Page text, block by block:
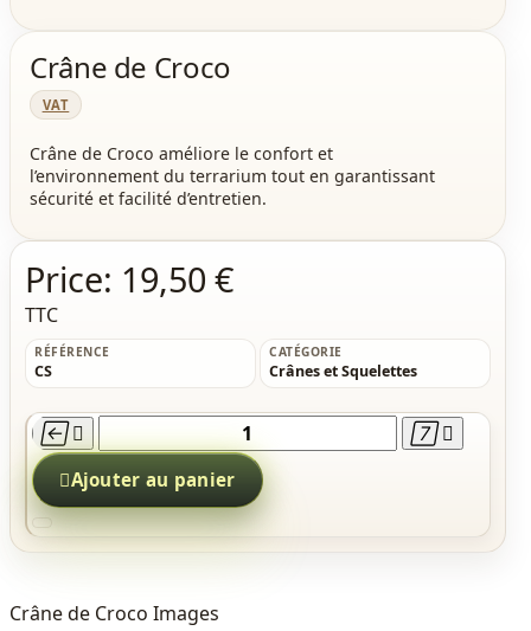
Crâne de Croco
VAT
Crâne de Croco améliore le confort et
l’environnement du terrarium tout en garantissant
sécurité et facilité d’entretien.
Price: 19,50 €
TTC
RÉFÉRENCE
CS
CATÉGORIE
Crânes et Squelettes
   
Ajouter au panier
Crâne de Croco Images